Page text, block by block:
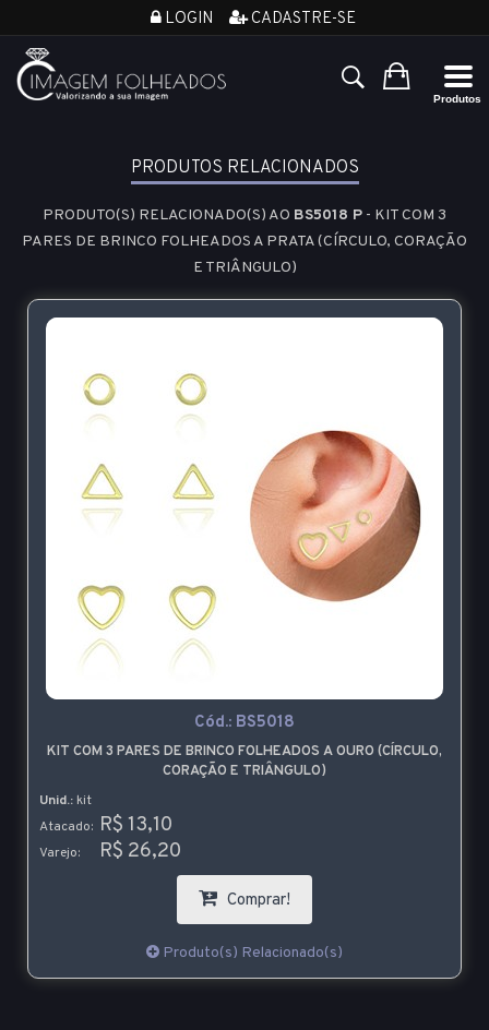
LOGIN CADASTRE-SE
PRODUTOS RELACIONADOS
PRODUTO(S) RELACIONADO(S) AO BS5018 P - KIT COM 3
PARES DE BRINCO FOLHEADOS A PRATA (CÍRCULO, CORAÇÃO
E TRIÂNGULO)
Cód.: BS5018
KIT COM 3 PARES DE BRINCO FOLHEADOS A OURO (CÍRCULO,
CORAÇÃO E TRIÂNGULO)
Unid.: kit
Atacado: R$ 13,10
Varejo: R$ 26,20
Comprar!
Produto(s) Relacionado(s)